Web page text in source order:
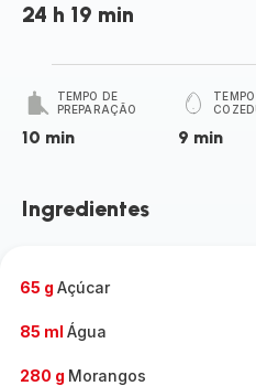
24 h 19 min
TEMPO DE
PREPARAÇÃO
10 min 9 min
Ingredientes
65 g Açúcar
85 ml Água
280 g Morangos